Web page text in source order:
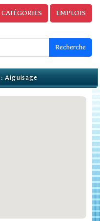
CATÉGORIES EMPLOIS
Aiguisage